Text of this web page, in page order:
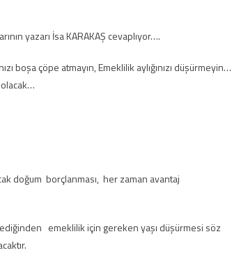
yazarı İsa KARAKAŞ cevaplıyor….
boşa çöpe atmayın, Emeklilik aylığınızı düşürmeyin…
doğum borçlanması, her zaman avantaj
emeklilik için gereken yaşı düşürmesi söz